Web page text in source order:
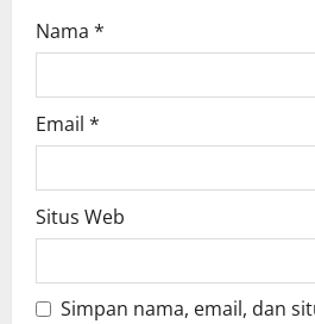
Nama *
Email *
Situs Web
Simpan nama, email, dan